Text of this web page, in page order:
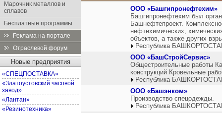
Марочник металлов и
сплавов
Бесплатные программы
Реклама на портале
Отраслевой форум
Новые предприятия
«СПЕЦПОСТАВКА»
«Златоустовский часовой
завод»
«Лантан»
«Резинотехника»
ООО «Башгипронефтехим»
Башгипронефтехим был
Башнефтепроект.
нефтехимических,
объектов, а также других
Республика
ООО «БашСтройСервис»
Общестроительные работы
конструкций Кровельные
Республика
ООО «Башэнком»
Производство спецодежды.
Республика